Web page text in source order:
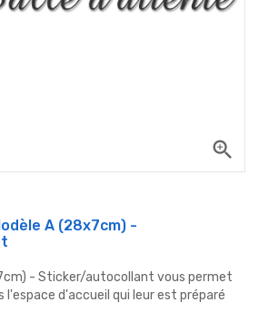
zoom_in
A (28x7cm) -
- Sticker/autocollant vous permet
l'espace d'accueil qui leur est préparé